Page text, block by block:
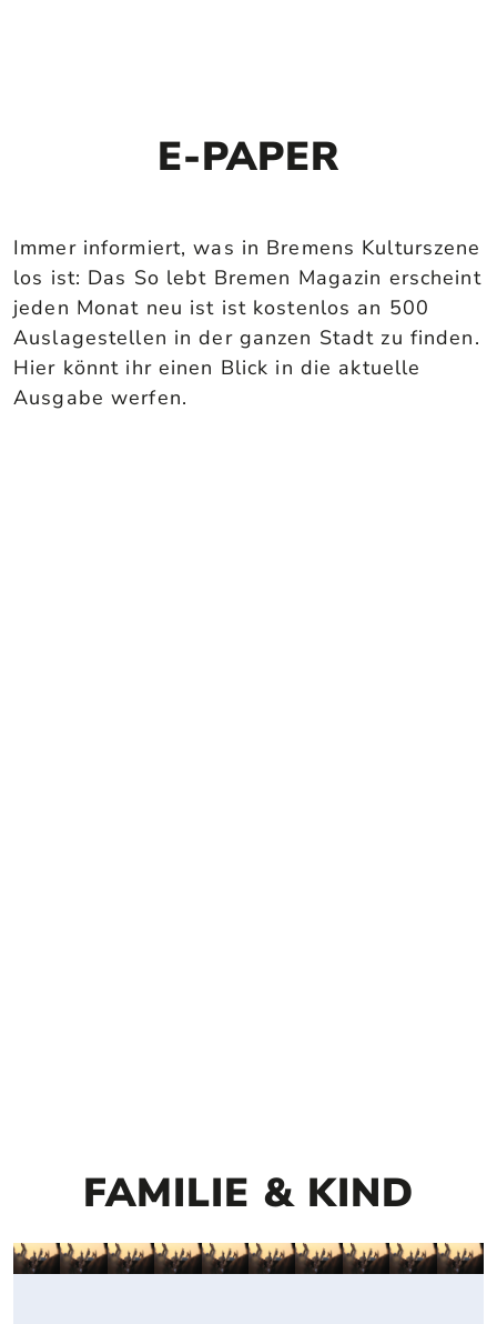
E-PAPER
Immer informiert, was in Bremens Kulturszene
los ist: Das So lebt Bremen Magazin erscheint
jeden Monat neu ist ist kostenlos an 500
Auslagestellen in der ganzen Stadt zu finden.
Hier könnt ihr einen Blick in die aktuelle
Ausgabe werfen.
FAMILIE & KIND